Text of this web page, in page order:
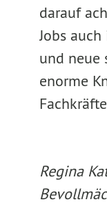
darauf
Jobs
und neue
enorme
Regina